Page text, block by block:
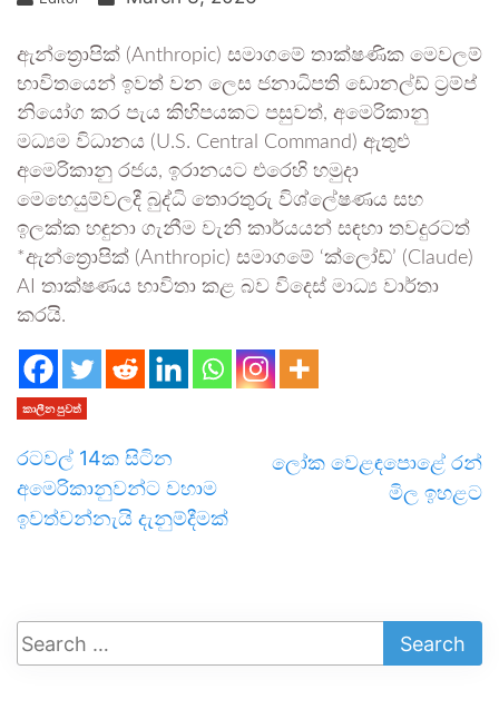
ඇන්ත්‍රොපික් (Anthropic) සමාගමේ තාක්ෂණික මෙවලම්
භාවිතයෙන් ඉවත් වන ලෙස ජනාධිපති ඩොනල්ඩ් ට්‍රම්ප්
නියෝග කර පැය කිහිපයකට පසුවත්, අමෙරිකානු
මධ්‍යම විධානය (U.S. Central Command) ඇතුළු
අමෙරිකානු රජය, ඉරානයට එරෙහි හමුදා
මෙහෙයුම්වලදී බුද්ධි තොරතුරු විශ්ලේෂණය සහ
ඉලක්ක හඳුනා ගැනීම වැනි කාර්යයන් සඳහා තවදුරටත්
*ඇන්ත්‍රොපික් (Anthropic) සමාගමේ ‘ක්ලෝඩ්’ (Claude)
AI තාක්ෂණය භාවිතා කළ බව විදෙස් මාධ්‍ය වාර්තා
කරයි.
කාලීන පුවත්
රටවල් 14ක සිටින
අමෙරිකානුවන්ට වහාම
ඉවත්වන්නැයි දැනුම්දීමක්
ලෝක වෙළඳපොළේ රන්
මිල ඉහළට